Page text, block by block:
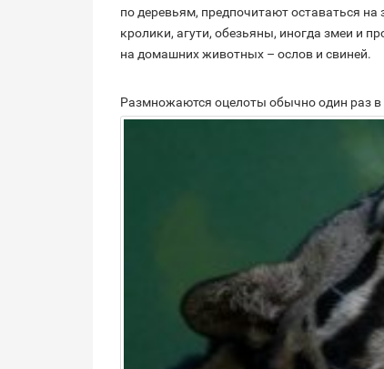
по деревьям, предпочитают оставаться
кролики, агути, обезьяны, иногда змеи и
на домашних животных – ослов и свиней.
Размножаются оцелоты обычно один раз в